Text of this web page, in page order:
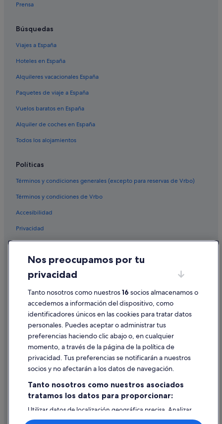
Hoteles para familias en Madrid
Madrid hoteles
Hoteles con spa en Madrid
Apartoteles en Estación de metro Embajadores
Hoteles con piscina en Madrid
Hoteles cerca de Teatro Lope de Vega
Prensa
Búsquedas
Viajes a España
Hoteles en España
Alquileres vacacionales España
Paquetes de viaje a España
Vuelos baratos en España
Alquiler de coches en España
Todos los alojamientos
Políticas
Términos y condiciones generales (excepto para reservas de Vrbo)
Términos y condiciones de Vrbo
Accesibilidad
Privacidad
Condiciones de uso
Información legal/contacto
Pautas sobre el contenido y cómo denunciar contenido
Ayuda
Cancelar un vuelo
Cancelar una reserva de hotel o de un alquiler vacacional
Utilizar un cupón de Expedia
Documentos para viajes internacionales
Nos preocupamos por tu
privacidad
Tanto nosotros como nuestros16 socios almacenamos o
accedemos a información del dispositivo, como
identificadores únicos en las cookies para tratar datos
personales. Puedes aceptar o administrar tus
preferencias haciendo clic abajo o, en cualquier
momento, a través de la página de la política de
privacidad. Tus preferencias se notificarán a nuestros
socios y no afectarán a los datos de navegación.
Tanto nosotros como nuestros asociados
tratamos los datos para proporcionar:
Utilizar datos de localización geográfica precisa. Analizar
activamente las características del dispositivo para su